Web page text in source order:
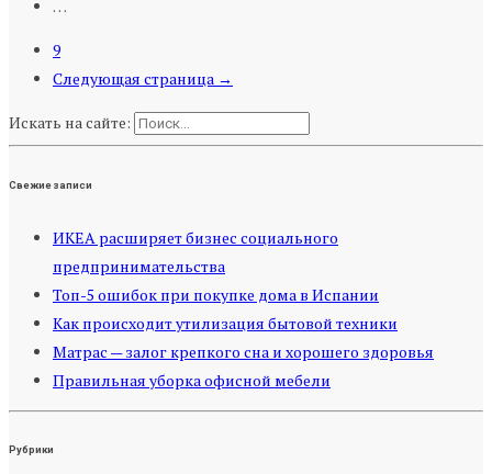
…
9
Следующая страница →
Искать на сайте:
Свежие записи
ИКЕА расширяет бизнес социального
предпринимательства
Топ-5 ошибок при покупке дома в Испании
Как происходит утилизация бытовой техники
Матрас — залог крепкого сна и хорошего здоровья
Правильная уборка офисной мебели
Рубрики